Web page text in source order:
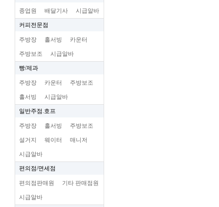
종업원 배달기사 시급알바
커피전문점
주방장 홀서빙 카운터
주방보조 시급알바
빵/제과
주방장 카운터 주방보조
홀서빙 시급알바
일반주점.호프
주방장 홀서빙 주방보조
설거지 웨이터 매니저
시급알바
편의점/면세점
편의점판매원 기타 판매점원
시급알바